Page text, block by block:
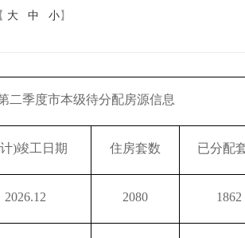
大 中 小 】
二季度市本级待分配房源信息
)竣工日期 住房套数 已分配
2026.12 2080 1862